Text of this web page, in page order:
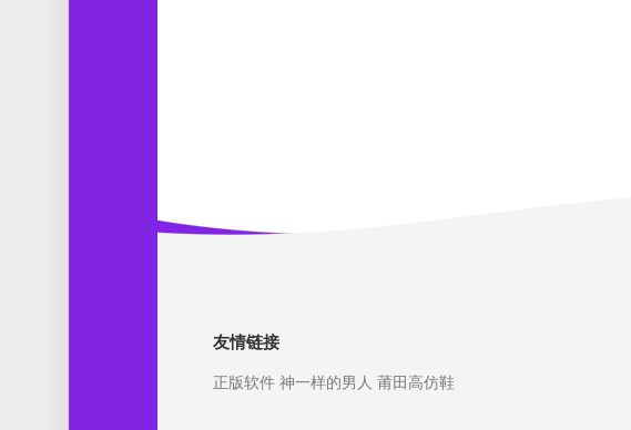
友情链接
正版软件 神一样的男人 莆田高仿鞋